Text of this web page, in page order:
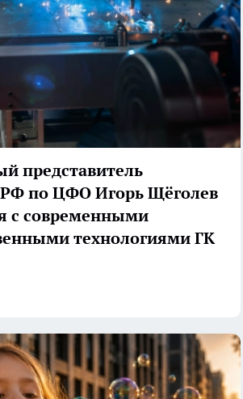
представитель
по ЦФО Игорь Щёголев
с современными
технологиями ГК